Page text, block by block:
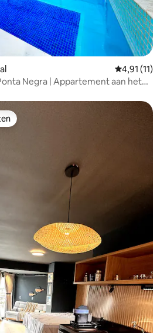
Gemiddelde
4,91 (11)
Negra | Appartement aan het